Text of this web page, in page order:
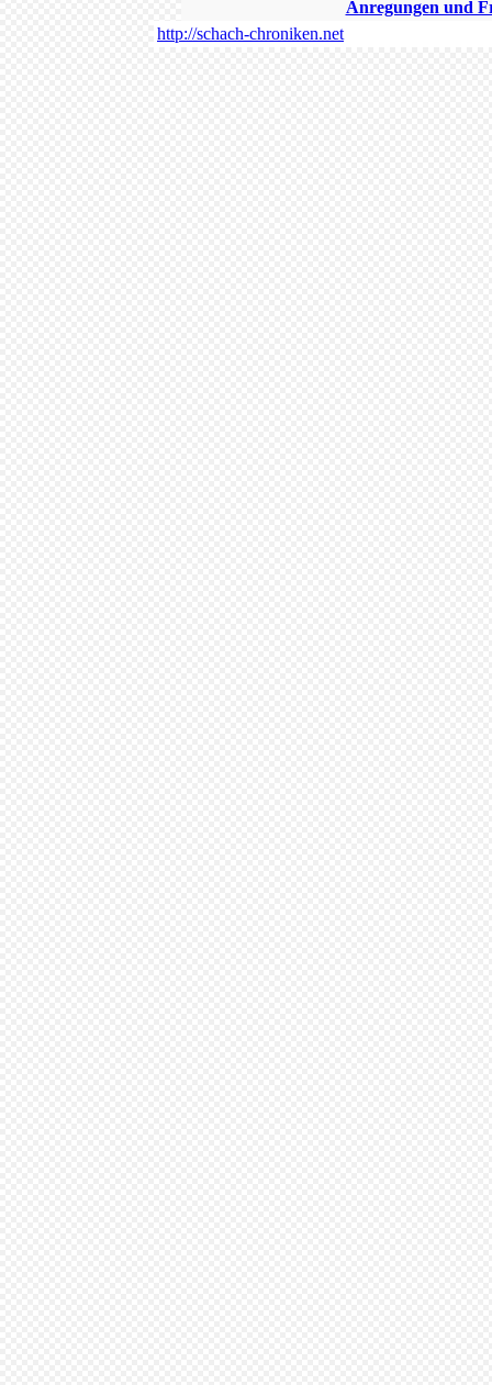
Anregungen und
http://schach-chroniken.net